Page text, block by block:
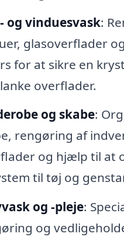
og vinduesvask:
glasoverflader
for at sikre en
overflader.
og skabe:
rengøring af
og hjælp til at
til tøj og
og -pleje:
og